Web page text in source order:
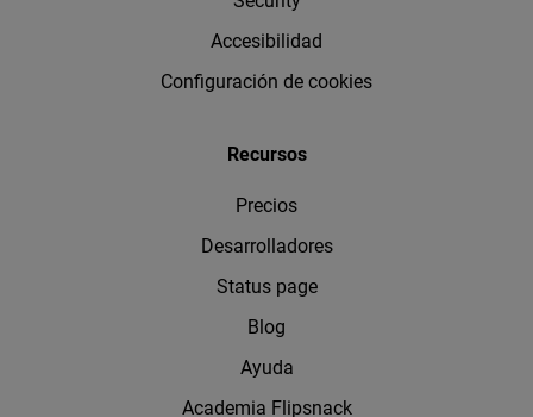
Accesibilidad
Configuración de cookies
Recursos
Precios
Desarrolladores
Status page
Blog
Ayuda
Academia Flipsnack